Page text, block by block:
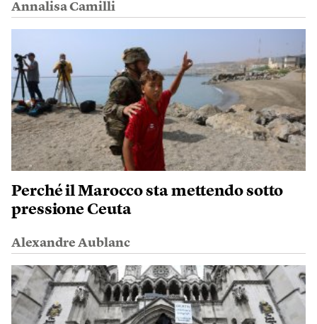
Annalisa Camilli
Perché il Marocco sta mettendo sotto
pressione Ceuta
Alexandre Aublanc